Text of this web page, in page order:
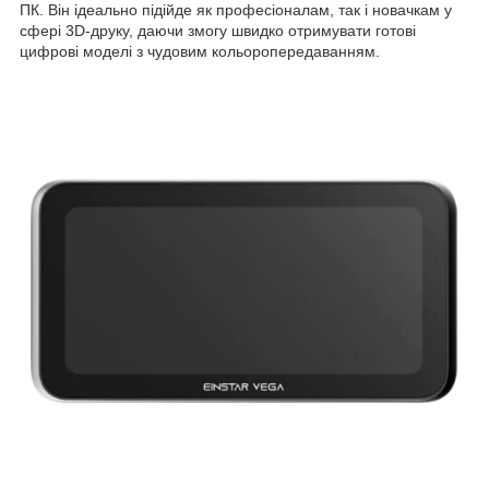
ПК. Він ідеально підійде як професіоналам, так і новачкам у
сфері 3D-друку, даючи змогу швидко отримувати готові
цифрові моделі з чудовим кольоропередаванням.